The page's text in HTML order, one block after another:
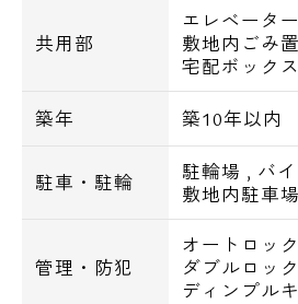
共用部
エレベーター
敷地内ごみ
宅配ボックス
築年 築10年以内
駐車・駐輪 駐輪場 , バ
敷地内駐車場
管理・防犯
オートロック
ダブルロッ
ディンプル